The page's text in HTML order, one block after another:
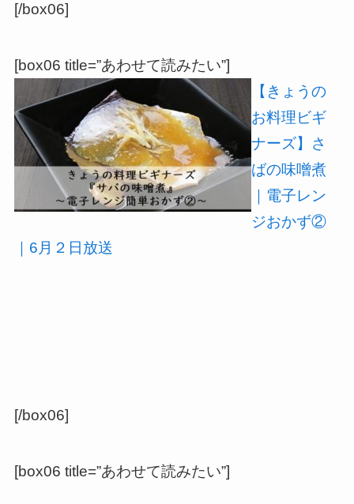
[/box06]
[box06 title=”あわせて読みたい”]
【きょうの
お料理ビギ
ナーズ】さ
ばの味噌煮
｜電子レン
ジおかず②
｜6月２日放送
[/box06]
[box06 title=”あわせて読みたい”]